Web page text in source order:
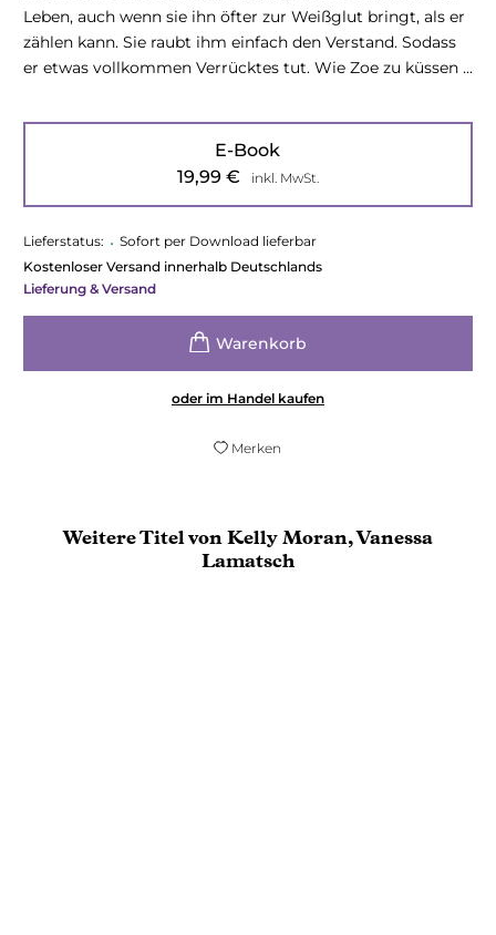
Leben, auch wenn sie ihn öfter zur Weißglut bringt, als er
zählen kann. Sie raubt ihm einfach den Verstand. Sodass
er etwas vollkommen Verrücktes tut. Wie Zoe zu küssen ...
E-Book
19,99 € inkl. MwSt.
Lieferstatus: • Sofort per Download lieferbar
Kostenloser Versand innerhalb Deutschlands
Lieferung & Versand
oder im Handel kaufen
Merken
Weitere Titel von Kelly Moran, Vanessa
Lamatsch